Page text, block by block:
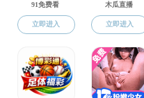
党员风采